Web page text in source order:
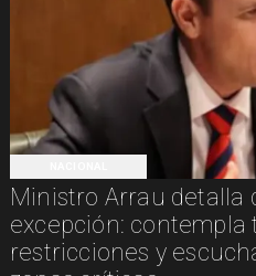
Ministro Arrau detalla
excepción: contempla
restricciones y